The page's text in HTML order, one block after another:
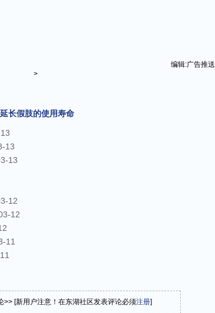
编辑:广告推送
>
长假肢的使用寿命
13
13
12
12
11
>> [新用户注意！在东湖社区发表评论必须注册]